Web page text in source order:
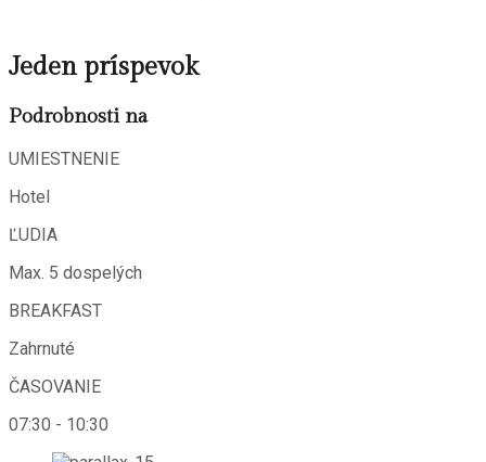
Jeden príspevok
Podrobnosti na
UMIESTNENIE
Hotel
ĽUDIA
Max. 5 dospelých
BREAKFAST
Zahrnuté
ČASOVANIE
07:30 - 10:30